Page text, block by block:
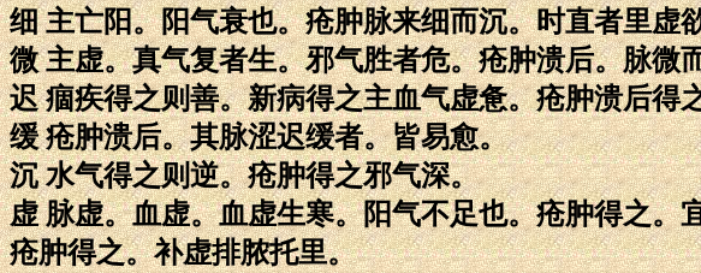
细 主亡阳。阳气衰也。疮肿脉来细而沉。时直者里虚
微 主虚。真气复者生。邪气胜者危。疮肿溃后。脉微
迟 痼疾得之则善。新病得之主血气虚惫。疮肿溃后得
缓 疮肿溃后。其脉涩迟缓者。皆易愈。
沉 水气得之则逆。疮肿得之邪气深。
虚 脉虚。血虚。血虚生寒。阳气不足也。疮肿得之。
疮肿得之。补虚排脓托里。